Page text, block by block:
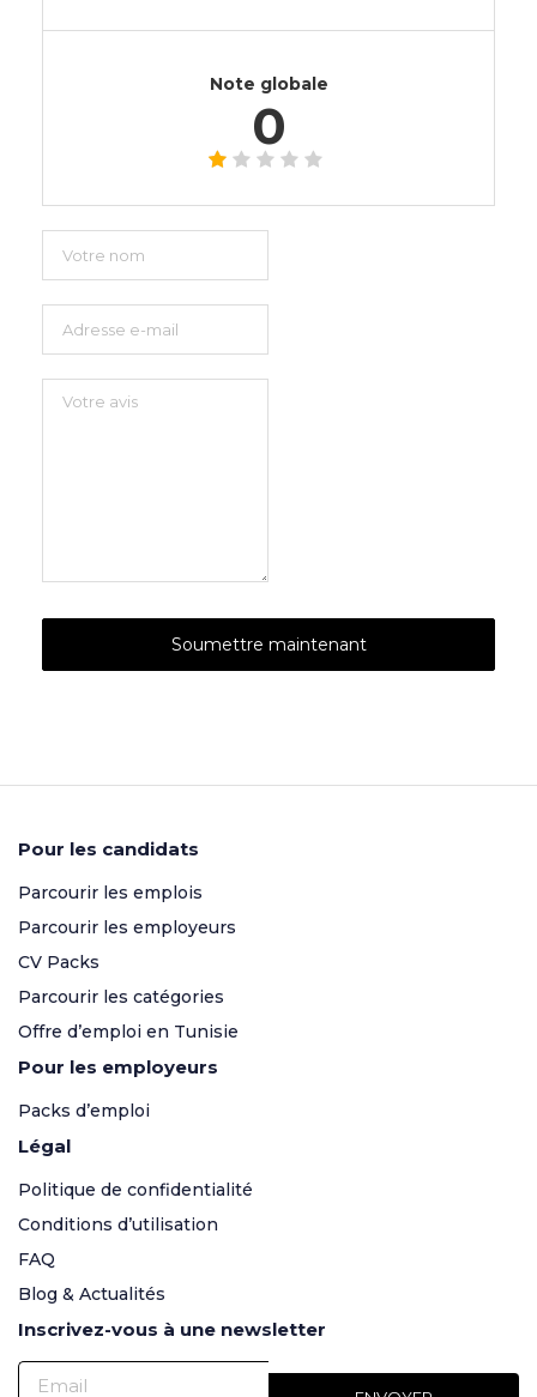
Note globale
0
Pour les candidats
Parcourir les emplois
Parcourir les employeurs
CV Packs
Parcourir les catégories
Offre d’emploi en Tunisie
Pour les employeurs
Packs d’emploi
Légal
Politique de confidentialité
Conditions d’utilisation
FAQ
Blog & Actualités
Inscrivez-vous à une newsletter